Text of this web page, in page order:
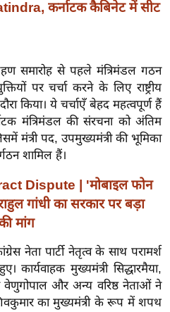
कर्नाटक कैबिनेट में सीट
समारोह से पहले मंत्रिमंडल गठन
पर चर्चा करने के लिए राष्ट्रीय
किया। ये चर्चाएँ बेहद महत्वपूर्ण हैं
मंत्रिमंडल की संरचना को अंतिम
मंत्री पद, उपमुख्यमंत्री की भूमिका
शामिल हैं।
Dispute | 'मोबाइल फोन
गांधी का सरकार पर बड़ा
मांग
नेता पार्टी नेतृत्व के साथ परामर्श
कार्यवाहक मुख्यमंत्री सिद्धारमैया,
और अन्य वरिष्ठ नेताओं ने
का मुख्यमंत्री के रूप में शपथ